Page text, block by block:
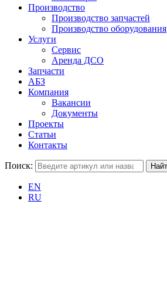
Производство
Производство запчастей
Производство оборудования
Услуги
Сервис
Аренда ДСО
Запчасти
АБЗ
Компания
Вакансии
Документы
Проекты
Статьи
Контакты
Поиск:
EN
RU